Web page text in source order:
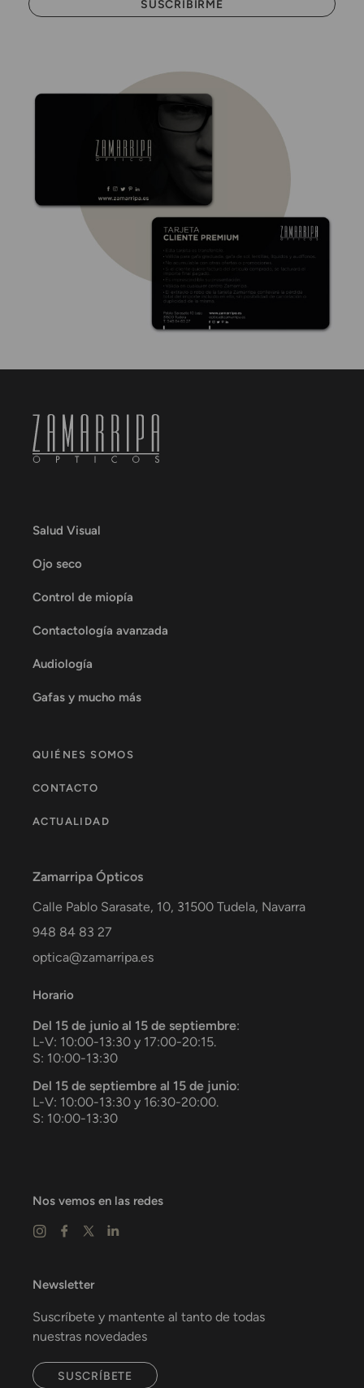
Salud Visual
Ojo seco
Control de miopía
Contactología avanzada
Audiología
Gafas y mucho más
QUIÉNES SOMOS
CONTACTO
ACTUALIDAD
Zamarripa Ópticos
Calle Pablo Sarasate, 10, 31500 Tudela, Navarra
948 84 83 27
optica@zamarripa.es
Horario
Del 15 de junio al 15 de septiembre:
L-V: 10:00-13:30 y 17:00-20:15.
S: 10:00-13:30
Del 15 de septiembre al 15 de junio:
L-V: 10:00-13:30 y 16:30-20:00.
S: 10:00-13:30
Nos vemos en las redes
Newsletter
Suscríbete y mantente al tanto de todas
nuestras novedades
SUSCRÍBETE